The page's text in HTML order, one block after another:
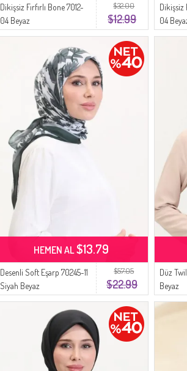
$32.00
$12.99
Dikişsiz Fırfırlı Bone 7012-
04 Beyaz
Dikişsiz
04
$57.05
$22.99
Desenli Soft Eşarp 70245-11
Siyah Beyaz
HEMEN AL$13.79
Düz
Beyaz